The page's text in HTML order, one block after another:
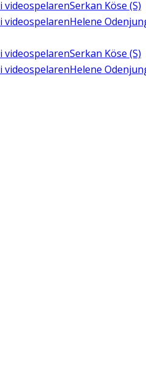
i videospelarenSerkan Köse (S)
i videospelarenHelene
i videospelarenSerkan Köse (S)
i videospelarenHelene